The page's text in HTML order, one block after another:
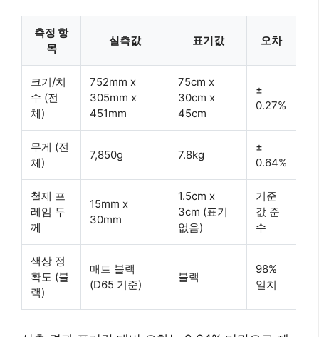
측정 항
목
실측값 표기값 오차
크기/치
수 (전
체)
752mm x
305mm x
451mm
75cm x
30cm x
45cm
±
0.27%
무게 (전
체)
7,850g 7.8kg
±
0.64%
철제 프
레임 두
께
15mm x
30mm
1.5cm x
3cm (표기
없음)
기준
값 준
수
색상 정
확도 (블
랙)
매트 블랙
(D65 기준)
블랙
98%
일치